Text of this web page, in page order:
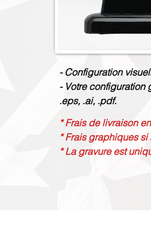
- Configuration
- Votre configuration
.eps, .ai, .pdf.
* Frais de livraison
* Frais graphiques
* La gravure est